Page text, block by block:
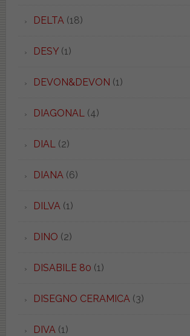
DELTA(18)
DESY(1)
DEVON&DEVON (1)
DIAGONAL(4)
DIAL(2)
DIANA(6)
DILVA(1)
DINO (2)
DISABILE 80 (1)
DISEGNO CERAMICA(3)
DIVA(1)